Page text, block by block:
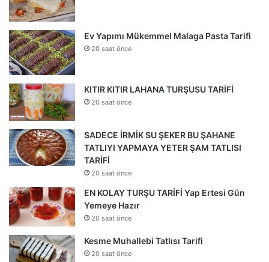
Ev Yapımı Mükemmel Malaga Pasta Tarifi
20 saat önce
KITIR KITIR LAHANA TURŞUSU TARİFİ
20 saat önce
SADECE İRMİK SU ŞEKER BU ŞAHANE
TATLIYI YAPMAYA YETER ŞAM TATLISI
TARİFİ
20 saat önce
EN KOLAY TURŞU TARİFİ Yap Ertesi Gün
Yemeye Hazır
20 saat önce
Kesme Muhallebi Tatlısı Tarifi
20 saat önce